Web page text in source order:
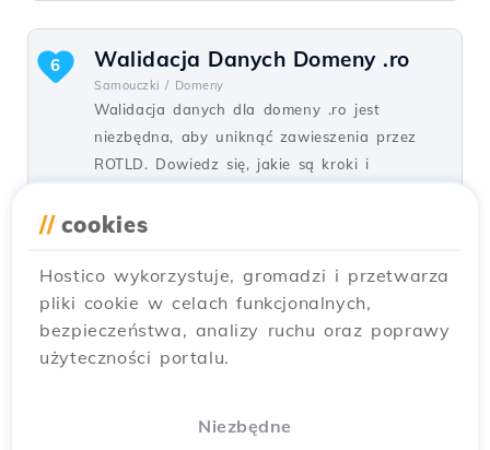
Walidacja Danych Domeny .ro
Samouczki / Domeny
Walidacja danych dla domeny .ro jest
niezbędna, aby uniknąć zawieszenia przez
ROTLD. Dowiedz się, jakie są kroki i
6
Dodawanie domeny aliasowej w
panelu sterowania Plesk
domenę alias w panelu sterowania Plesk.
4
// cookies
Hostico wykorzystuje, gromadzi i przetwarza
pliki cookie w celach funkcjonalnych,
bezpieczeństwa, analizy ruchu oraz poprawy
użyteczności portalu.
Niezbędne